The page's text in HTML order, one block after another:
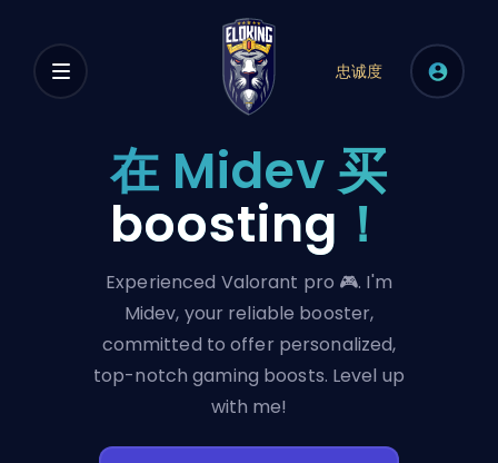
忠诚度
在 Midev 买
boosting ！
Experienced Valorant pro 🎮. I'm
Midev, your reliable booster,
committed to offer personalized,
top-notch gaming boosts. Level up
with me!